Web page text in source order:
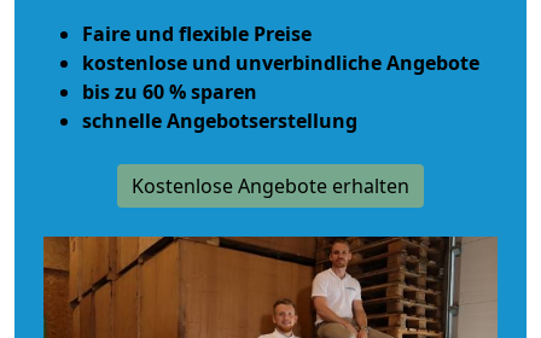
Faire und flexible Preise
kostenlose und unverbindliche Angebote
bis zu 60 % sparen
schnelle Angebotserstellung
Kostenlose Angebote erhalten